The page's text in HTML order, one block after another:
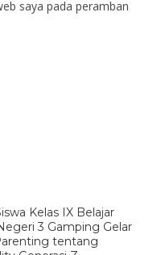
saya pada peramban
Kelas IX Belajar
3 Gamping Gelar
tentang